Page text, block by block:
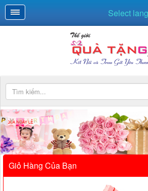
Select
QUÀ NGÀY LỄ
Giỏ Hàng Của Bạn